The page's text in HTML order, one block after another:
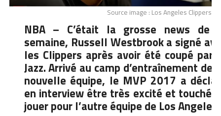
Source image : Los Angeles Clippers
NBA – C’était la grosse news de
semaine, Russell Westbrook a signé
les Clippers après avoir été coupé par
Jazz. Arrivé au camp d’entraînement de
nouvelle équipe, le MVP 2017 a
en interview être très excité et touché
jouer pour l’autre équipe de Los Angeles.